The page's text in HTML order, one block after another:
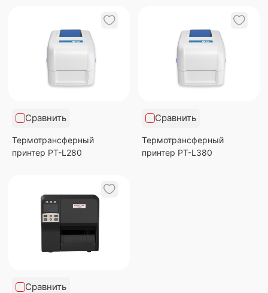
Сравнить
Термотрансферный
принтер PT-L280
Сравнить
Термотрансферный
принтер PT-L380
Сравнить